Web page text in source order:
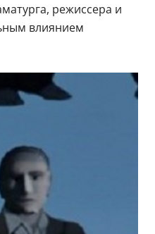
режиссера и
влиянием